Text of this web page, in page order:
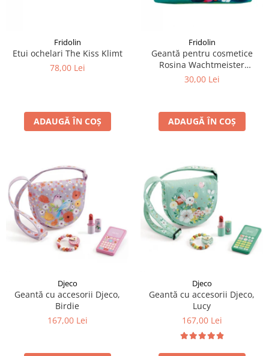
LEGO Architecture
LEGO Ideas
Fridolin
Etui ochelari The Kiss Klimt
78,00 Lei
ADAUGĂ ÎN COȘ
Fridolin
Geantă pentru cosmetice
Rosina Wachtmeister
Momenti di felicita
30,00 Lei
ADAUGĂ ÎN COȘ
Djeco
Geantă cu accesorii Djeco,
Birdie
167,00 Lei
Djeco
Geantă cu accesorii Djeco,
Lucy
167,00 Lei